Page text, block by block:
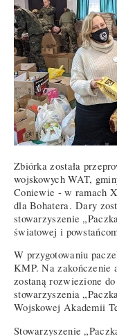
Zbiórka została
wojskowych WAT,
Coniewie - w ramach
dla Bohatera. Dary
stowarzyszenie
światowej i
W przygotowaniu
KMP. Na zakończenie
zostaną rozwiezione
stowarzyszenia
Wojskowej Akademii
Stowarzyszenie